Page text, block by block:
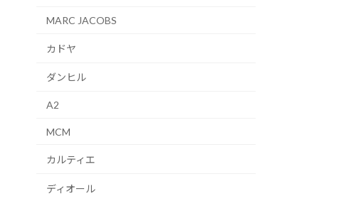
MARC JACOBS
カドヤ
ダンヒル
A2
MCM
カルティエ
ディオール